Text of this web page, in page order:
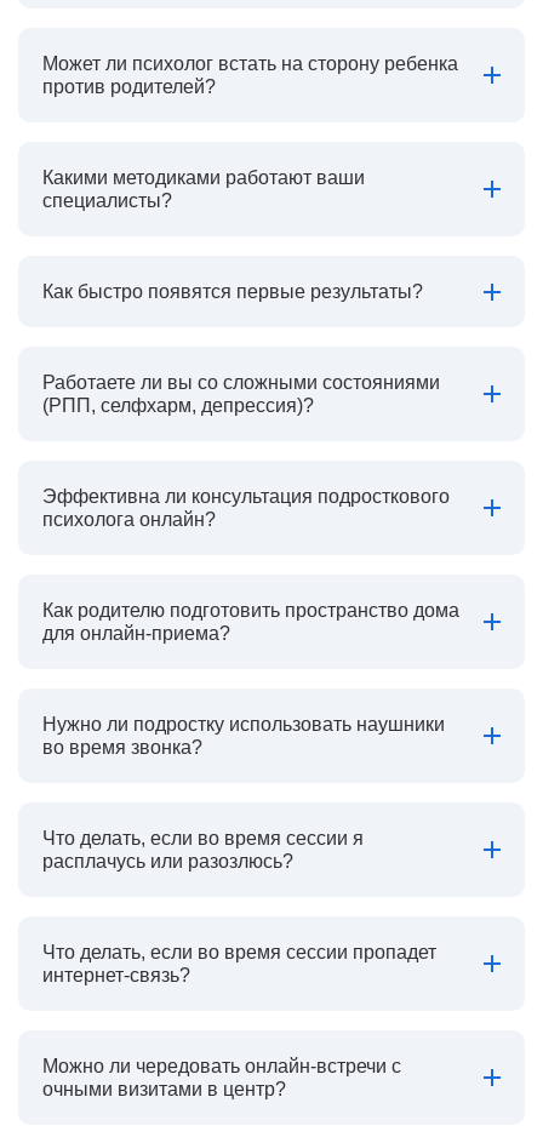
Может ли психолог встать на сторону ребенка
против родителей?
Какими методиками работают ваши
специалисты?
Как быстро появятся первые результаты?
Работаете ли вы со сложными состояниями
(РПП, селфхарм, депрессия)?
Эффективна ли консультация подросткового
психолога онлайн?
Как родителю подготовить пространство дома
для онлайн-приема?
Нужно ли подростку использовать наушники
во время звонка?
Что делать, если во время сессии я
расплачусь или разозлюсь?
Что делать, если во время сессии пропадет
интернет-связь?
Можно ли чередовать онлайн-встречи с
очными визитами в центр?